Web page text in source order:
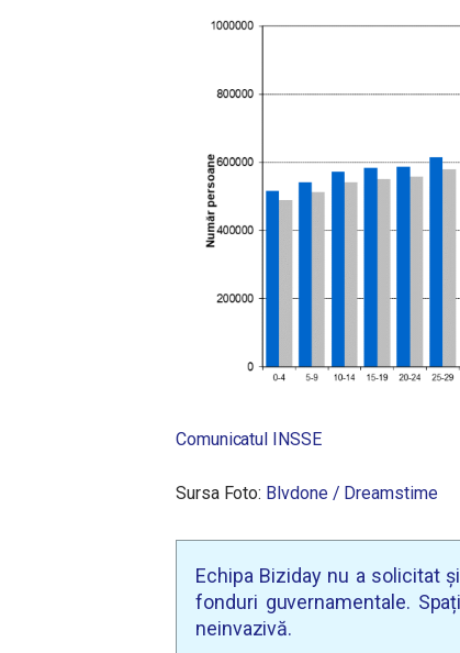
Comunicatul INSSE
Sursa Foto: Blvdone / Dreamstime
Echipa Biziday nu a solicitat
fonduri guvernamentale.
neinvazivă.